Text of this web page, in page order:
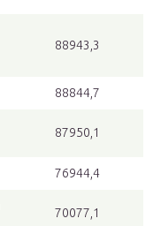
88943,3
88844,7
87950,1
76944,4
70077,1